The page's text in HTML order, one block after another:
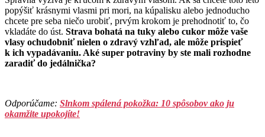
popýšiť krásnymi vlasmi pri mori, na kúpalisku alebo jednoducho
chcete pre seba niečo urobiť, prvým krokom je prehodnotiť to, čo
vkladáte do úst. Strava bohatá na tuky alebo cukor môže vaše
vlasy ochudobniť nielen o zdravý vzhľad, ale môže prispieť
k ich vypadávaniu. Aké super potraviny by ste mali rozhodne
zaradiť do jedálnička?
Odporúčame: Slnkom spálená pokožka: 10 spôsobov ako ju
okamžite upokojíte!